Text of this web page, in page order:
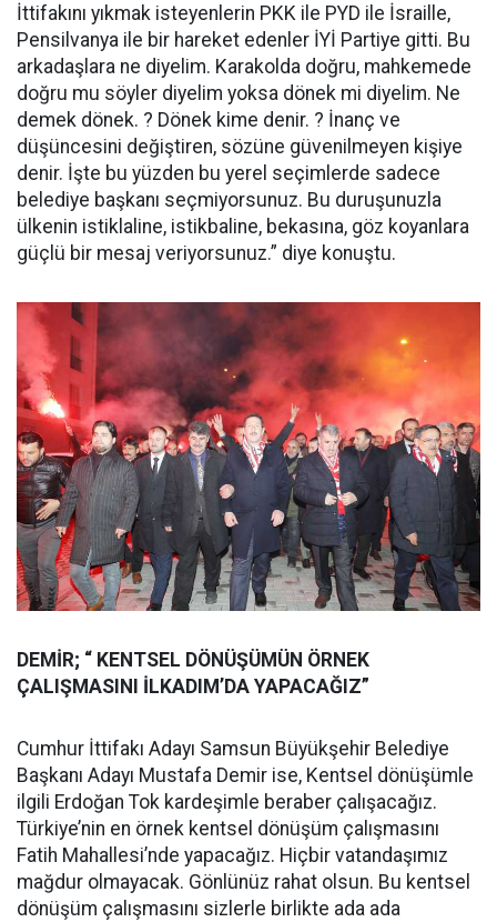
İttifakını yıkmak isteyenlerin PKK ile PYD ile İsraille,
Pensilvanya ile bir hareket edenler İYİ Partiye gitti. Bu
arkadaşlara ne diyelim. Karakolda doğru, mahkemede
doğru mu söyler diyelim yoksa dönek mi diyelim. Ne
demek dönek. ? Dönek kime denir. ? İnanç ve
düşüncesini değiştiren, sözüne güvenilmeyen kişiye
denir. İşte bu yüzden bu yerel seçimlerde sadece
belediye başkanı seçmiyorsunuz. Bu duruşunuzla
ülkenin istiklaline, istikbaline, bekasına, göz koyanlara
güçlü bir mesaj veriyorsunuz.” diye konuştu.
DEMİR; “ KENTSEL DÖNÜŞÜMÜN ÖRNEK
ÇALIŞMASINI İLKADIM’DA YAPACAĞIZ”
Cumhur İttifakı Adayı Samsun Büyükşehir Belediye
Başkanı Adayı Mustafa Demir ise, Kentsel dönüşümle
ilgili Erdoğan Tok kardeşimle beraber çalışacağız.
Türkiye’nin en örnek kentsel dönüşüm çalışmasını
Fatih Mahallesi’nde yapacağız. Hiçbir vatandaşımız
mağdur olmayacak. Gönlünüz rahat olsun. Bu kentsel
dönüşüm çalışmasını sizlerle birlikte ada ada